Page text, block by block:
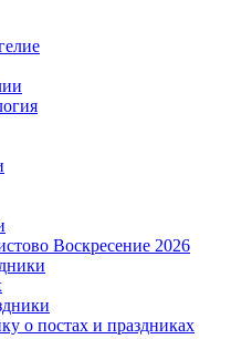
Воскресение 2026
о постах и праздниках